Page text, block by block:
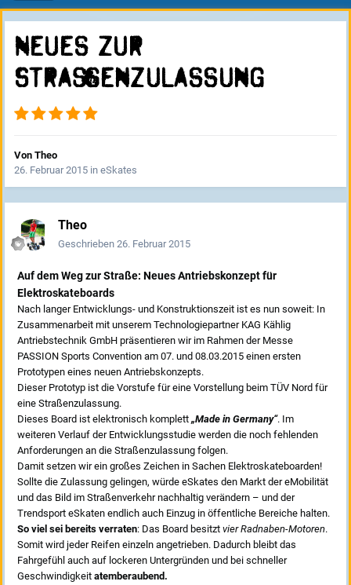
Neues zur
Straßenzulassung
Von Theo
26. Februar 2015 in eSkates
Theo
Geschrieben 26. Februar 2015
Auf dem Weg zur Straße: Neues Antriebskonzept für
Elektroskateboards
Nach langer Entwicklungs- und Konstruktionszeit ist es nun soweit: In
Zusammenarbeit mit unserem Technologiepartner KAG Kählig
Antriebstechnik GmbH präsentieren wir im Rahmen der Messe
PASSION Sports Convention am 07. und 08.03.2015 einen ersten
Prototypen eines neuen Antriebskonzepts.
Dieser Prototyp ist die Vorstufe für eine Vorstellung beim TÜV Nord für
eine Straßenzulassung.
Dieses Board ist elektronisch komplett „Made in Germany“. Im
weiteren Verlauf der Entwicklungsstudie werden die noch fehlenden
Anforderungen an die Straßenzulassung folgen.
Damit setzen wir ein großes Zeichen in Sachen Elektroskateboarden!
Sollte die Zulassung gelingen, würde eSkates den Markt der eMobilität
und das Bild im Straßenverkehr nachhaltig verändern – und der
Trendsport eSkaten endlich auch Einzug in öffentliche Bereiche halten.
So viel sei bereits verraten: Das Board besitzt vier Radnaben-Motoren.
Somit wird jeder Reifen einzeln angetrieben. Dadurch bleibt das
Fahrgefühl auch auf lockeren Untergründen und bei schneller
Geschwindigkeit atemberaubend.